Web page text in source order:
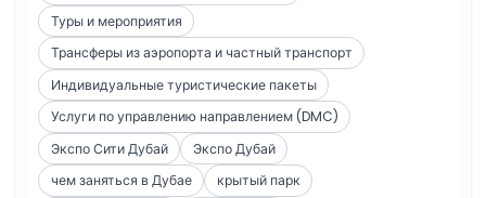
Туры и мероприятия
Трансферы из аэропорта и частный транспорт
Индивидуальные туристические пакеты
Услуги по управлению направлением (DMC)
Экспо Сити Дубай
Экспо Дубай
чем заняться в Дубае
крытый парк